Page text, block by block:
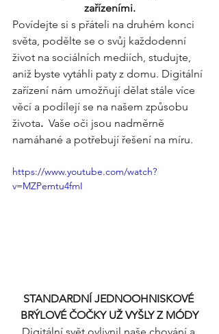
zařízeními.
Povídejte si s přáteli na druhém konci
světa, podělte se o svůj každodenní
život na sociálních mediích, studujte,
aniž byste vytáhli paty z domu. Digitální
zařízení nám umožňují dělat stále více
věcí a podílejí se na našem způsobu
života. Vaše oči jsou nadměrně
namáhané a potřebují řešení na míru.
https://www.youtube.com/watch?
v=MZPemtu4fmI
STANDARDNÍ JEDNOOHNISKOVÉ
BRÝLOVÉ ČOČKY UŽ VYŠLY Z MÓDY
Digitální svět ovlivnil naše chování a